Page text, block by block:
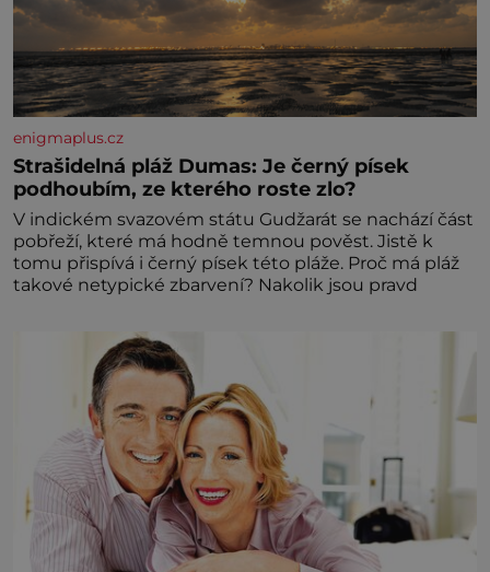
enigmaplus.cz
Strašidelná pláž Dumas: Je černý písek
podhoubím, ze kterého roste zlo?
V indickém svazovém státu Gudžarát se nachází část
pobřeží, které má hodně temnou pověst. Jistě k
tomu přispívá i černý písek této pláže. Proč má pláž
takové netypické zbarvení? Nakolik jsou pravd